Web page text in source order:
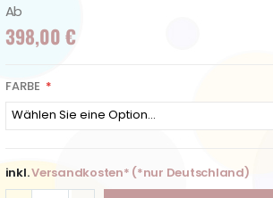
Ab
398,00 €
FARBE
inkl.Versandkosten* (*nur Deutschland)